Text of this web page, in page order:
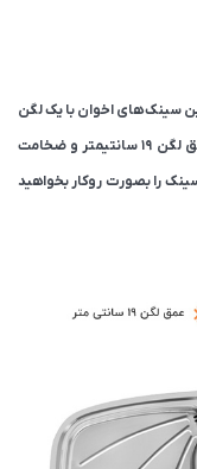
130 یکی از خاص ترین سینک های اخوان با یک لگن
بسیار بزرگ می باشد. ابعاد این سینک 116 در 50 و عمق لگن 19 سانتیمتر و ضخامت
طرح سینک را بصورت روکار بخواهید